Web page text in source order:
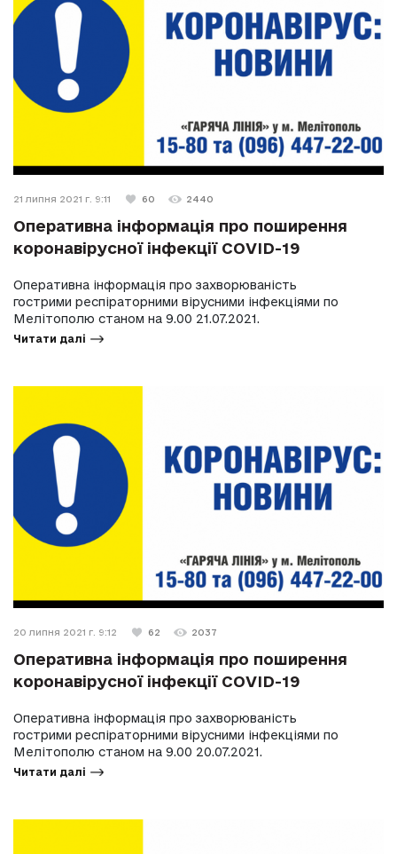
21 липня 2021 г. 9:11 60 2440
Оперативна інформація про поширення
коронавірусної інфекції COVID-19
Оперативна інформація про захворюваність
гострими респіраторними вірусними інфекціями по
Мелітополю станом на 9.00 21.07.2021.
Читати далі
20 липня 2021 г. 9:12 62 2037
Оперативна інформація про поширення
коронавірусної інфекції COVID-19
Оперативна інформація про захворюваність
гострими респіраторними вірусними інфекціями по
Мелітополю станом на 9.00 20.07.2021.
Читати далі